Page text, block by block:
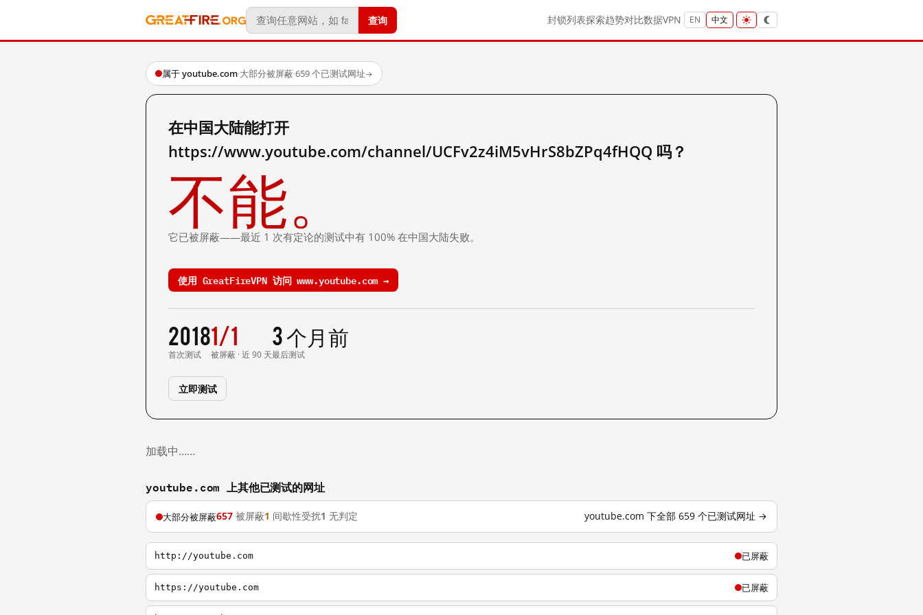
查询 封锁列表探索趋势对比数据VPN EN 中文
属于 youtube.com·大部分被屏蔽·659 个已测试网址→
在中国大陆能打开
https://www.youtube.com/channel/UCFv2z4iM5vHrS8bZPq4fHQQ 吗？
不能。
它已被屏蔽——最近 1 次有定论的测试中有 100% 在中国大陆失败。
使用 GreatFireVPN 访问 www.youtube.com →
2018
首次测试
1/1
被屏蔽 · 近 90 天
3 个月前
最后测试
立即测试
加载中……
youtube.com 上其他已测试的网址
大部分被屏蔽657 被屏蔽1 间歇性受扰1 无判定 youtube.com 下全部 659 个已测试网址 →
http://youtube.com 已屏蔽
https://youtube.com 已屏蔽